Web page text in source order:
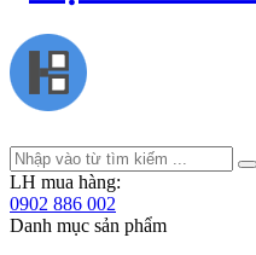
LH mua hàng:
0902 886 002
Danh mục sản phẩm